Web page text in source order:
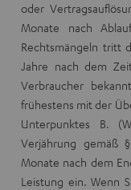
oder
Monate nach
Rechtsmängeln tritt
Jahre nach dem
Verbraucher
frühestens mit der
Unterpunktes B.
Verjährung gemäß
Monate nach dem
Leistung ein. Wenn